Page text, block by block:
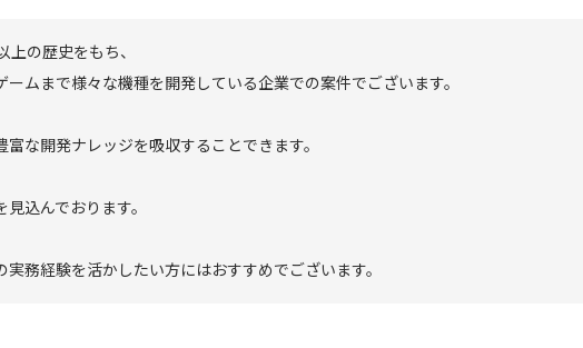
上の歴史をもち、
ムまで様々な機種を開発している企業での案件でございます。
な開発ナレッジを吸収することできます。
込んでおります。
実務経験を活かしたい方にはおすすめでございます。